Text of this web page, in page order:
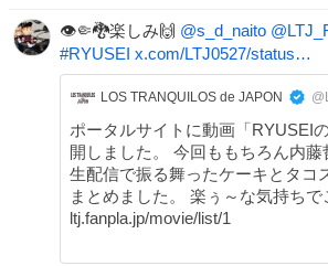
👁🤏🐉楽しみ🙌 @s_d_naito
#RYUSEI x.com/LTJ0527/status…
LOS TRANQUILOS de JAPON
ポータルサイトに動画「RYUSEI
開しました。 今回ももちろん内藤哲也の編集です。
生配信で振る舞ったケーキとタコ
まとめました。 楽ぅ～な気持ちでご覧ください。
ltj.fanpla.jp/movie/list/1